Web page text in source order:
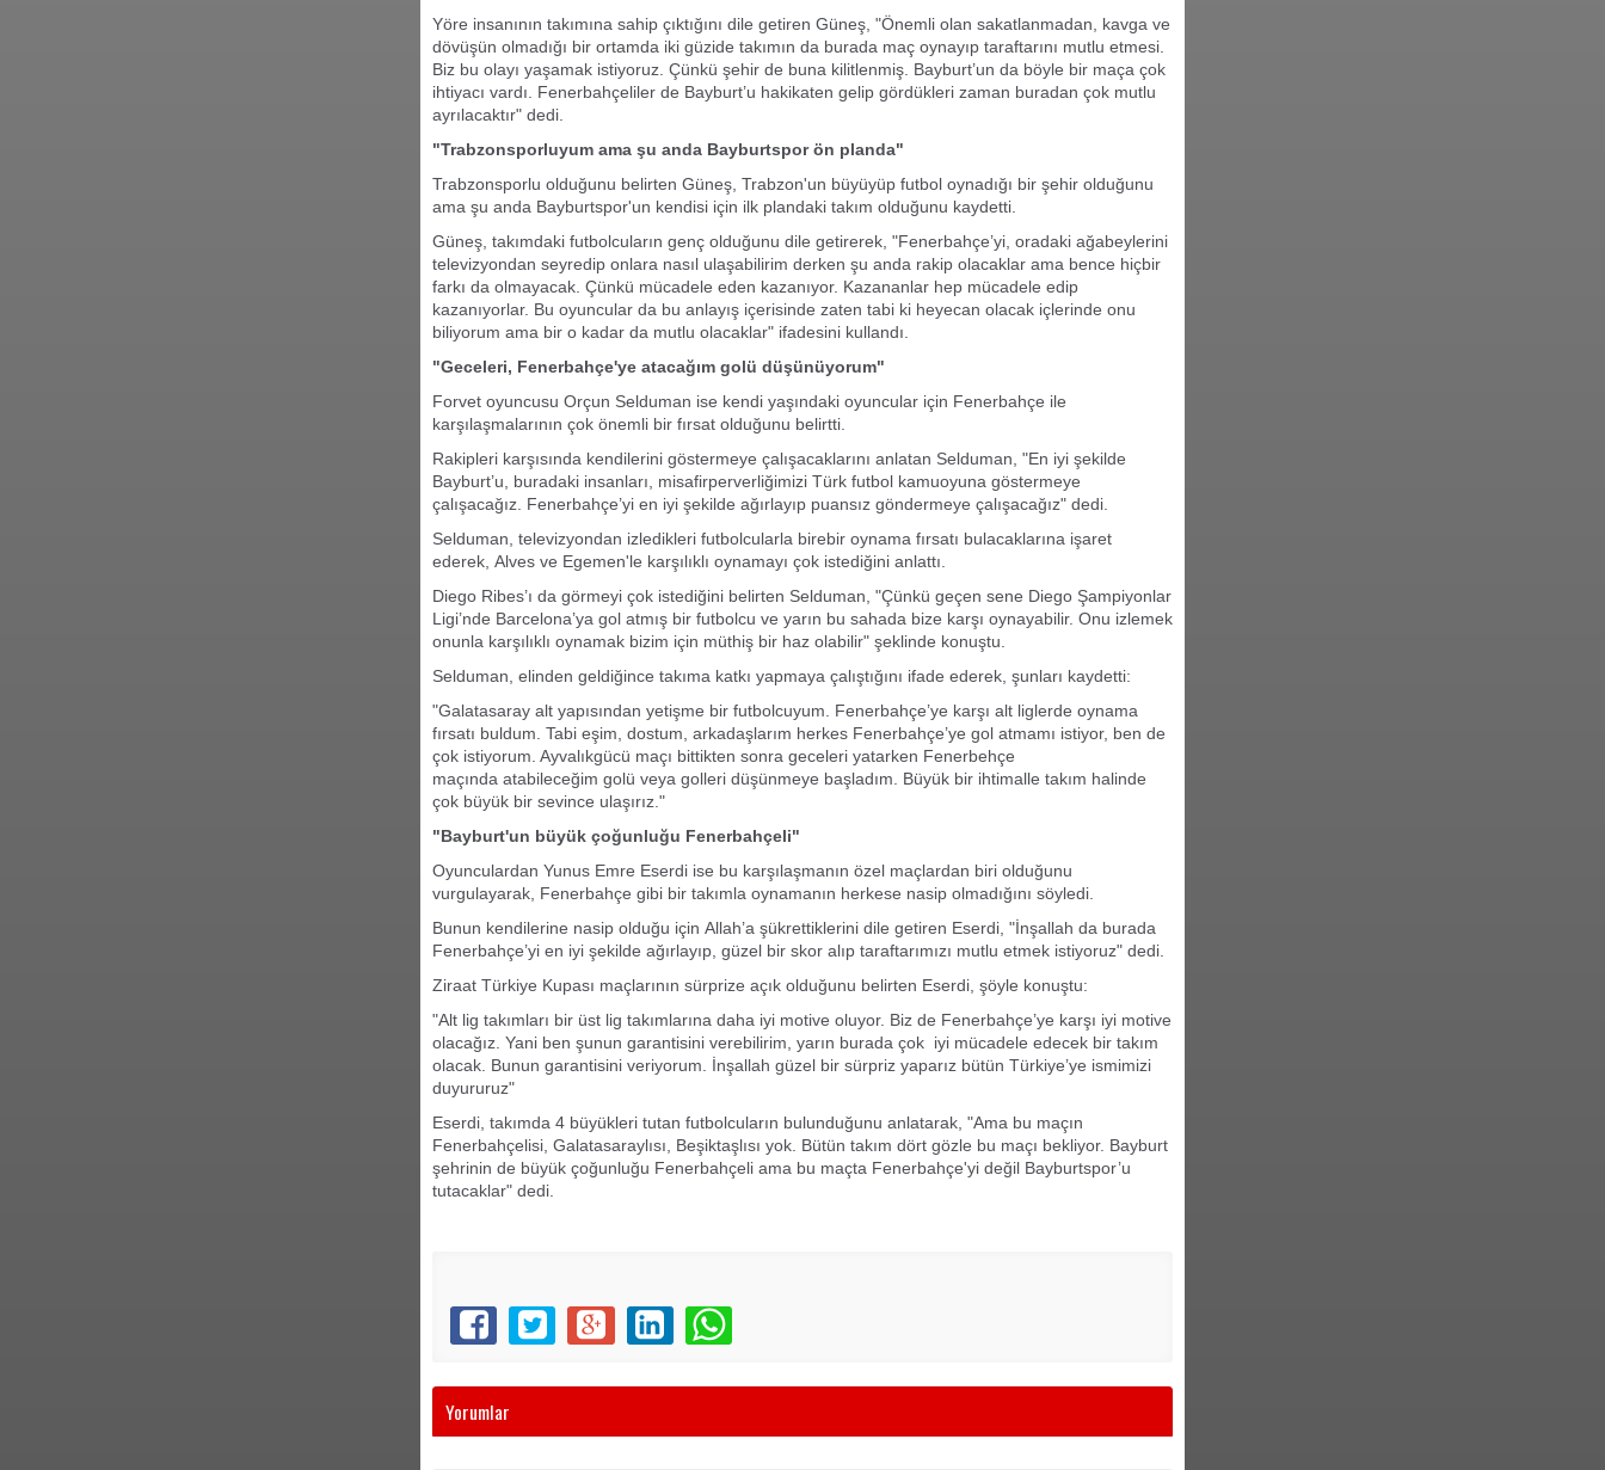
Yöre insanının takımına sahip çıktığını dile getiren Güneş, "Önemli olan sakatlanmadan, kavga ve
dövüşün olmadığı bir ortamda iki güzide takımın da burada maç oynayıp taraftarını mutlu etmesi.
Biz bu olayı yaşamak istiyoruz. Çünkü şehir de buna kilitlenmiş. Bayburt’un da böyle bir maça çok
ihtiyacı vardı. Fenerbahçeliler de Bayburt’u hakikaten gelip gördükleri zaman buradan çok mutlu
ayrılacaktır" dedi.
"Trabzonsporluyum ama şu anda Bayburtspor ön planda"
Trabzonsporlu olduğunu belirten Güneş, Trabzon'un büyüyüp futbol oynadığı bir şehir olduğunu
ama şu anda Bayburtspor'un kendisi için ilk plandaki takım olduğunu kaydetti.
Güneş, takımdaki futbolcuların genç olduğunu dile getirerek, "Fenerbahçe’yi, oradaki ağabeylerini
televizyondan seyredip onlara nasıl ulaşabilirim derken şu anda rakip olacaklar ama bence hiçbir
farkı da olmayacak. Çünkü mücadele eden kazanıyor. Kazananlar hep mücadele edip
kazanıyorlar. Bu oyuncular da bu anlayış içerisinde zaten tabi ki heyecan olacak içlerinde onu
biliyorum ama bir o kadar da mutlu olacaklar" ifadesini kullandı.
"Geceleri, Fenerbahçe'ye atacağım golü düşünüyorum"
Forvet oyuncusu Orçun Selduman ise kendi yaşındaki oyuncular için Fenerbahçe ile
karşılaşmalarının çok önemli bir fırsat olduğunu belirtti.
Rakipleri karşısında kendilerini göstermeye çalışacaklarını anlatan Selduman, "En iyi şekilde
Bayburt’u, buradaki insanları, misafirperverliğimizi Türk futbol kamuoyuna göstermeye
çalışacağız. Fenerbahçe’yi en iyi şekilde ağırlayıp puansız göndermeye çalışacağız" dedi.
Selduman, televizyondan izledikleri futbolcularla birebir oynama fırsatı bulacaklarına işaret
ederek, Alves ve Egemen'le karşılıklı oynamayı çok istediğini anlattı.
Diego Ribes’ı da görmeyi çok istediğini belirten Selduman, "Çünkü geçen sene Diego Şampiyonlar
Ligi’nde Barcelona’ya gol atmış bir futbolcu ve yarın bu sahada bize karşı oynayabilir. Onu izlemek
onunla karşılıklı oynamak bizim için müthiş bir haz olabilir" şeklinde konuştu.
Selduman, elinden geldiğince takıma katkı yapmaya çalıştığını ifade ederek, şunları kaydetti:
"Galatasaray alt yapısından yetişme bir futbolcuyum. Fenerbahçe’ye karşı alt liglerde oynama
fırsatı buldum. Tabi eşim, dostum, arkadaşlarım herkes Fenerbahçe’ye gol atmamı istiyor, ben de
çok istiyorum. Ayvalıkgücü maçı bittikten sonra geceleri yatarken Fenerbehçe
maçında atabileceğim golü veya golleri düşünmeye başladım. Büyük bir ihtimalle takım halinde
çok büyük bir sevince ulaşırız."
"Bayburt'un büyük çoğunluğu Fenerbahçeli"
Oyunculardan Yunus Emre Eserdi ise bu karşılaşmanın özel maçlardan biri olduğunu
vurgulayarak, Fenerbahçe gibi bir takımla oynamanın herkese nasip olmadığını söyledi.
Bunun kendilerine nasip olduğu için Allah’a şükrettiklerini dile getiren Eserdi, "İnşallah da burada
Fenerbahçe’yi en iyi şekilde ağırlayıp, güzel bir skor alıp taraftarımızı mutlu etmek istiyoruz" dedi.
Ziraat Türkiye Kupası maçlarının sürprize açık olduğunu belirten Eserdi, şöyle konuştu:
"Alt lig takımları bir üst lig takımlarına daha iyi motive oluyor. Biz de Fenerbahçe’ye karşı iyi motive
olacağız. Yani ben şunun garantisini verebilirim, yarın burada çok iyi mücadele edecek bir takım
olacak. Bunun garantisini veriyorum. İnşallah güzel bir sürpriz yaparız bütün Türkiye’ye ismimizi
duyururuz"
Eserdi, takımda 4 büyükleri tutan futbolcuların bulunduğunu anlatarak, "Ama bu maçın
Fenerbahçelisi, Galatasaraylısı, Beşiktaşlısı yok. Bütün takım dört gözle bu maçı bekliyor. Bayburt
şehrinin de büyük çoğunluğu Fenerbahçeli ama bu maçta Fenerbahçe'yi değil Bayburtspor’u
tutacaklar" dedi.
Yorumlar